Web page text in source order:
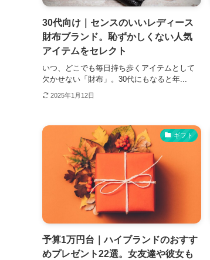
30代向け｜センスのいいレディース
財布ブランド。恥ずかしくない人気
アイテムをセレクト
いつ、どこでも毎日持ち歩くアイテムとして
欠かせない「財布」。30代にもなると年...
2025年1月12日
ギフト
予算1万円台｜ハイブランドのおすす
めプレゼント22選。女友達や彼女も